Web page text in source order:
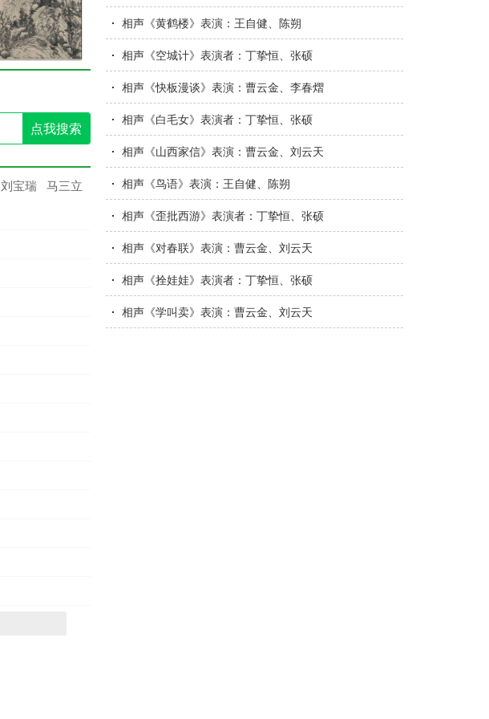
点我搜索
刘宝瑞 马三立
相声《黄鹤楼》表演：王自健、陈朔
相声《空城计》表演者：丁挚恒、张硕
相声《快板漫谈》表演：曹云金、李春熠
相声《白毛女》表演者：丁挚恒、张硕
相声《山西家信》表演：曹云金、刘云天
相声《鸟语》表演：王自健、陈朔
相声《歪批西游》表演者：丁挚恒、张硕
相声《对春联》表演：曹云金、刘云天
相声《拴娃娃》表演者：丁挚恒、张硕
相声《学叫卖》表演：曹云金、刘云天